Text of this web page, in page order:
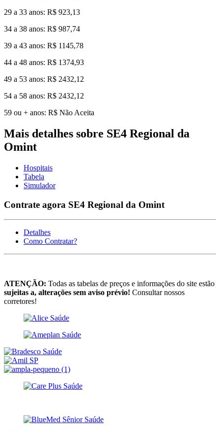
29 a 33 anos: R$ 923,13
34 a 38 anos: R$ 987,74
39 a 43 anos: R$ 1145,78
44 a 48 anos: R$ 1374,93
49 a 53 anos: R$ 2432,12
54 a 58 anos: R$ 2432,12
59 ou + anos: R$ Não Aceita
Mais detalhes sobre SE4 Regional da
Omint
Hospitais
Tabela
Simulador
Contrate agora SE4 Regional da Omint
Detalhes
Como Contratar?
ATENÇÃO: Todas as tabelas de preços e informações do site estão
sujeitas a, alterações sem aviso prévio! Consultar nossos
corretores!